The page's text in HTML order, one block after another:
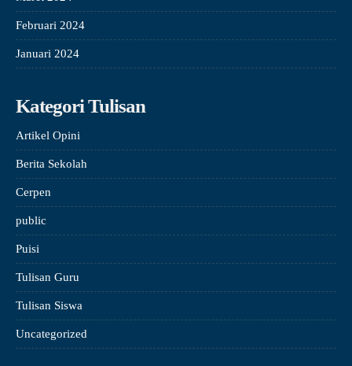
Februari 2024
Januari 2024
Kategori Tulisan
Artikel Opini
Berita Sekolah
Cerpen
public
Puisi
Tulisan Guru
Tulisan Siswa
Uncategorized